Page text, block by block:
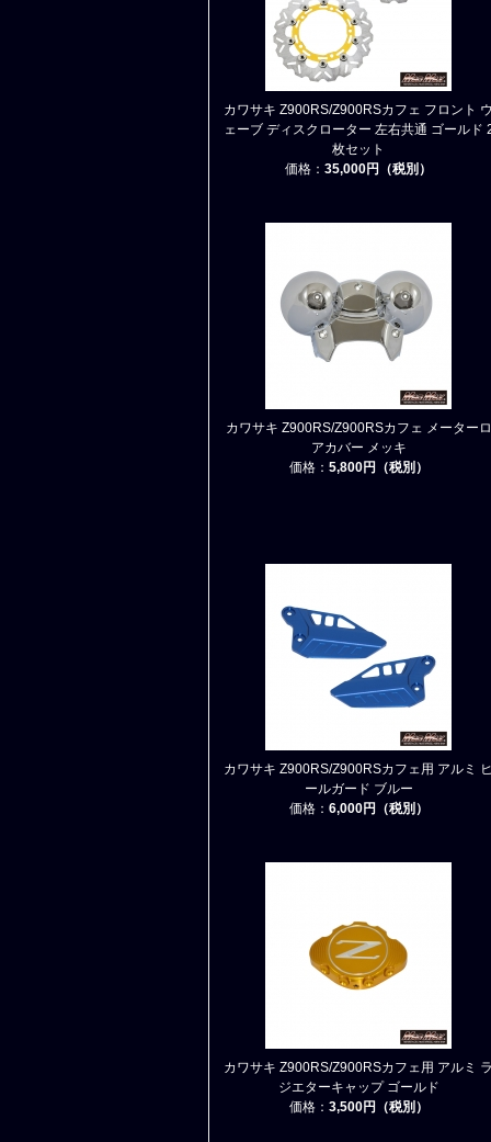
カワサキ Z900RS/Z900RSカフェ フロント
ェーブ ディスクローター 左右共通 ゴールド
枚セット
価格： 35,000円（税別）
カワサキ Z900RS/Z900RSカフェ メーターロ
アカバー メッキ
価格： 5,800円（税別）
カワサキ Z900RS/Z900RSカフェ用 アルミ
ールガード ブルー
価格： 6,000円（税別）
カワサキ Z900RS/Z900RSカフェ用 アルミ
ジエターキャップ ゴールド
価格： 3,500円（税別）